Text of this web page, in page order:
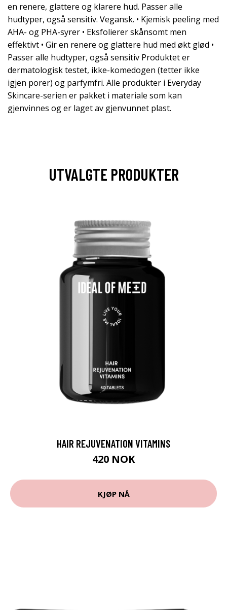
en renere, glattere og klarere hud. Passer alle
hudtyper, også sensitiv. Vegansk. • Kjemisk peeling med
AHA- og PHA-syrer • Eksfolierer skånsomt men
effektivt • Gir en renere og glattere hud med økt glød •
Passer alle hudtyper, også sensitiv Produktet er
dermatologisk testet, ikke-komedogen (tetter ikke
igjen porer) og parfymfri. Alle produkter i Everyday
Skincare-serien er pakket i materiale som kan
gjenvinnes og er laget av gjenvunnet plast.
UTVALGTE PRODUKTER
HAIR REJUVENATION VITAMINS
420 NOK
KJØP NÅ